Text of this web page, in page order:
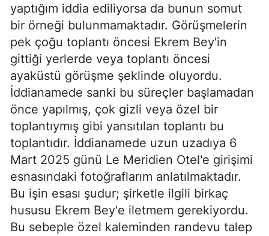
yaptığım iddia ediliyorsa da bunun somut
bir örneği bulunmamaktadır. Görüşmelerin
pek çoğu toplantı öncesi Ekrem Bey'in
gittiği yerlerde veya toplantı öncesi
ayaküstü görüşme şeklinde oluyordu.
İddianamede sanki bu süreçler başlamadan
önce yapılmış, çok gizli veya özel bir
toplantıymış gibi yansıtılan toplantı bu
toplantıdır. İddianamede uzun uzadıya 6
Mart 2025 günü Le Meridien Otel'e girişimi
esnasındaki fotoğraflarım anlatılmaktadır.
Bu işin esası şudur; şirketle ilgili birkaç
hususu Ekrem Bey'e iletmem gerekiyordu.
Bu sebeple özel kaleminden randevu talep